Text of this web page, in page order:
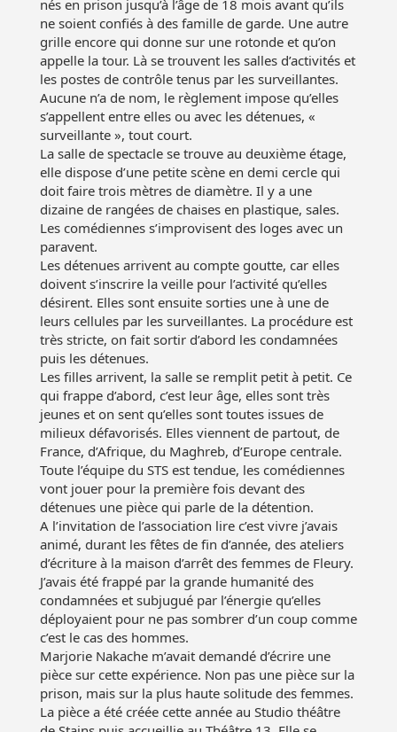
nés en prison jusqu’à l’âge de 18 mois avant qu’ils
ne soient confiés à des famille de garde. Une autre
grille encore qui donne sur une rotonde et qu’on
appelle la tour. Là se trouvent les salles d’activités et
les postes de contrôle tenus par les surveillantes.
Aucune n’a de nom, le règlement impose qu’elles
s’appellent entre elles ou avec les détenues, «
surveillante », tout court.
La salle de spectacle se trouve au deuxième étage,
elle dispose d’une petite scène en demi cercle qui
doit faire trois mètres de diamètre. Il y a une
dizaine de rangées de chaises en plastique, sales.
Les comédiennes s’improvisent des loges avec un
paravent.
Les détenues arrivent au compte goutte, car elles
doivent s’inscrire la veille pour l’activité qu’elles
désirent. Elles sont ensuite sorties une à une de
leurs cellules par les surveillantes. La procédure est
très stricte, on fait sortir d’abord les condamnées
puis les détenues.
Les filles arrivent, la salle se remplit petit à petit. Ce
qui frappe d’abord, c’est leur âge, elles sont très
jeunes et on sent qu’elles sont toutes issues de
milieux défavorisés. Elles viennent de partout, de
France, d’Afrique, du Maghreb, d’Europe centrale.
Toute l’équipe du STS est tendue, les comédiennes
vont jouer pour la première fois devant des
détenues une pièce qui parle de la détention.
A l’invitation de l’association lire c’est vivre j’avais
animé, durant les fêtes de fin d’année, des ateliers
d’écriture à la maison d’arrêt des femmes de Fleury.
J’avais été frappé par la grande humanité des
condamnées et subjugué par l’énergie qu’elles
déployaient pour ne pas sombrer d’un coup comme
c’est le cas des hommes.
Marjorie Nakache m’avait demandé d’écrire une
pièce sur cette expérience. Non pas une pièce sur la
prison, mais sur la plus haute solitude des femmes.
La pièce a été créée cette année au Studio théâtre